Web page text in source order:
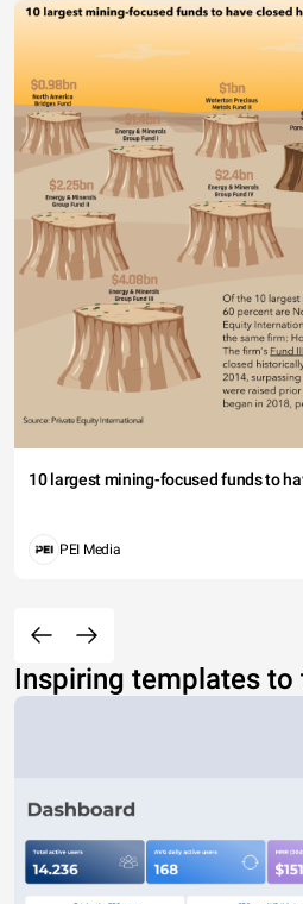
10 largest mining-focused funds to
PEI Media
Inspiring templates to